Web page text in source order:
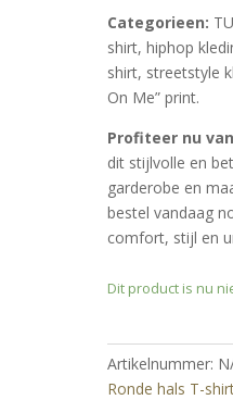
Categorieen:
shirt, hiphop
shirt, streetstyle
On Me” print.
Profiteer nu
dit stijlvolle en
garderobe en
bestel vandaag
comfort, stijl en
Dit product is nu
Artikelnummer:
Ronde hals T-